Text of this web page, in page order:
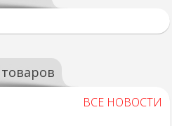
ВСЕ НОВОСТИ